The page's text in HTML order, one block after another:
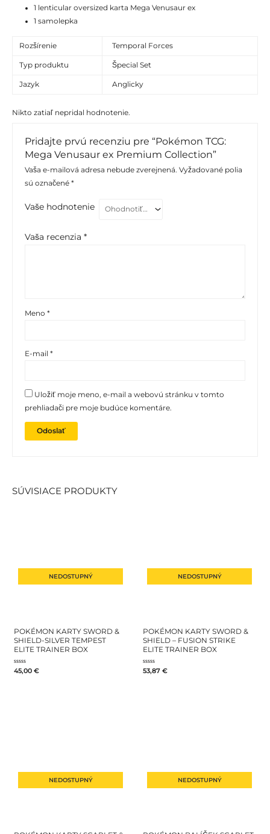
1 lenticular oversized karta Mega Venusaur ex
1 samolepka
Rozšírenie Temporal Forces
Typ produktu Špecial Set
Jazyk Anglicky
Nikto zatiaľ nepridal hodnotenie.
Pridajte prvú recenziu pre “Pokémon TCG:
Mega Venusaur ex Premium Collection”
Vaša e-mailová adresa nebude zverejnená. Vyžadované polia
sú označené *
Vaše hodnotenie
Vaša recenzia *
Meno *
E-mail *
Uložiť moje meno, e-mail a webovú stránku v tomto
prehliadači pre moje budúce komentáre.
SÚVISIACE PRODUKTY
NEDOSTUPNÝ
POKÉMON KARTY SWORD &
SHIELD-SILVER TEMPEST
ELITE TRAINER BOX
Hodnotenie
45,00 €
NEDOSTUPNÝ
POKÉMON KARTY SWORD &
SHIELD – FUSION STRIKE
ELITE TRAINER BOX
Hodnotenie
53,87 €
NEDOSTUPNÝ NEDOSTUPNÝ